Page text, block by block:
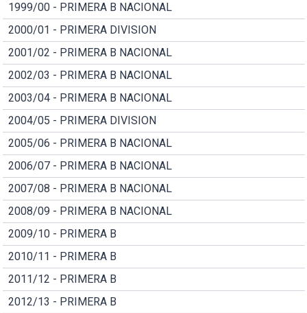
1999/00 - PRIMERA B NACIONAL
2000/01 - PRIMERA DIVISION
2001/02 - PRIMERA B NACIONAL
2002/03 - PRIMERA B NACIONAL
2003/04 - PRIMERA B NACIONAL
2004/05 - PRIMERA DIVISION
2005/06 - PRIMERA B NACIONAL
2006/07 - PRIMERA B NACIONAL
2007/08 - PRIMERA B NACIONAL
2008/09 - PRIMERA B NACIONAL
2009/10 - PRIMERA B
2010/11 - PRIMERA B
2011/12 - PRIMERA B
2012/13 - PRIMERA B